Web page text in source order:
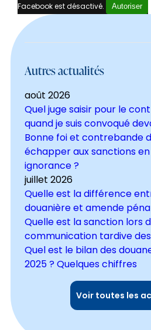
Facebook est désactivé. Autoriser
Autres actualités
août 2026
Quel juge saisir pour le
quand je suis convoqué
Bonne foi et contrebande
échapper aux sanctions
ignorance ?
juillet 2026
Quelle est la différence
douanière et amende
Quelle est la sanction lors
communication tardive
Quel est le bilan des
2025 ? Quelques chiffres
Voir toutes les